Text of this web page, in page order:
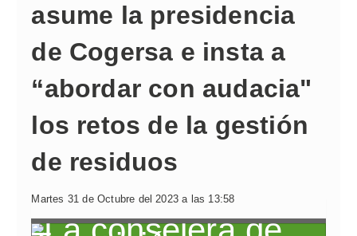
asume la presidencia
de Cogersa e insta a
“abordar con audacia"
los retos de la gestión
de residuos
Martes 31 de Octubre del 2023 a las 13:58